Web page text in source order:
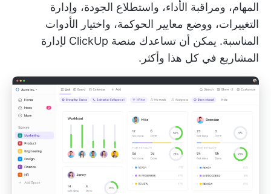
المهام، ومراقبة الأداء، واستطلاع الجودة، وإدارة
التغييرات، ووضع معايير الحوكمة، واختيار الأدوات
المناسبة. يمكن أن تساعدك منصة ClickUp لإدارة
المشاريع في كل هذا وأكثر.